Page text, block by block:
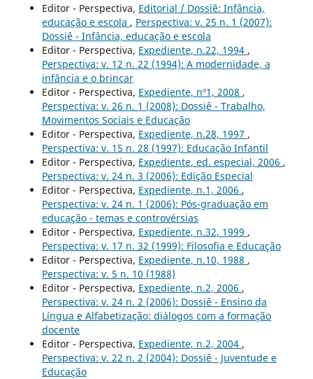
Editor - Perspectiva, Editorial / Dossiê: Infância,
educação e escola , Perspectiva: v. 25 n. 1 (2007):
Dossiê - Infância, educação e escola
Editor - Perspectiva, Expediente, n.22, 1994 ,
Perspectiva: v. 12 n. 22 (1994): A modernidade, a
infância e o brincar
Editor - Perspectiva, Expediente, nº1, 2008 ,
Perspectiva: v. 26 n. 1 (2008): Dossiê - Trabalho,
Movimentos Sociais e Educação
Editor - Perspectiva, Expediente, n.28, 1997 ,
Perspectiva: v. 15 n. 28 (1997): Educação Infantil
Editor - Perspectiva, Expediente, ed. especial, 2006 ,
Perspectiva: v. 24 n. 3 (2006): Edição Especial
Editor - Perspectiva, Expediente, n.1, 2006 ,
Perspectiva: v. 24 n. 1 (2006): Pós-graduação em
educação - temas e controvérsias
Editor - Perspectiva, Expediente, n.32, 1999 ,
Perspectiva: v. 17 n. 32 (1999): Filosofia e Educação
Editor - Perspectiva, Expediente, n.10, 1988 ,
Perspectiva: v. 5 n. 10 (1988)
Editor - Perspectiva, Expediente, n.2, 2006 ,
Perspectiva: v. 24 n. 2 (2006): Dossiê - Ensino da
Língua e Alfabetização: diálogos com a formação
docente
Editor - Perspectiva, Expediente, n.2, 2004 ,
Perspectiva: v. 22 n. 2 (2004): Dossiê - Juventude e
Educação